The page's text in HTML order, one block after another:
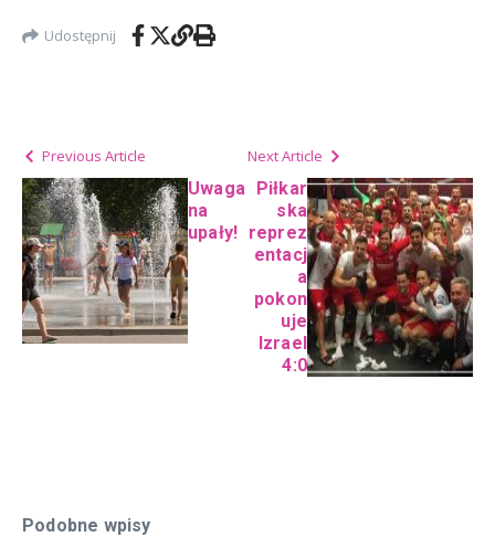
Udostępnij
Previous Article
Uwaga
na
upały!
Next Article
Piłkar
ska
reprez
entacj
a
pokon
uje
Izrael
4:0
Podobne wpisy